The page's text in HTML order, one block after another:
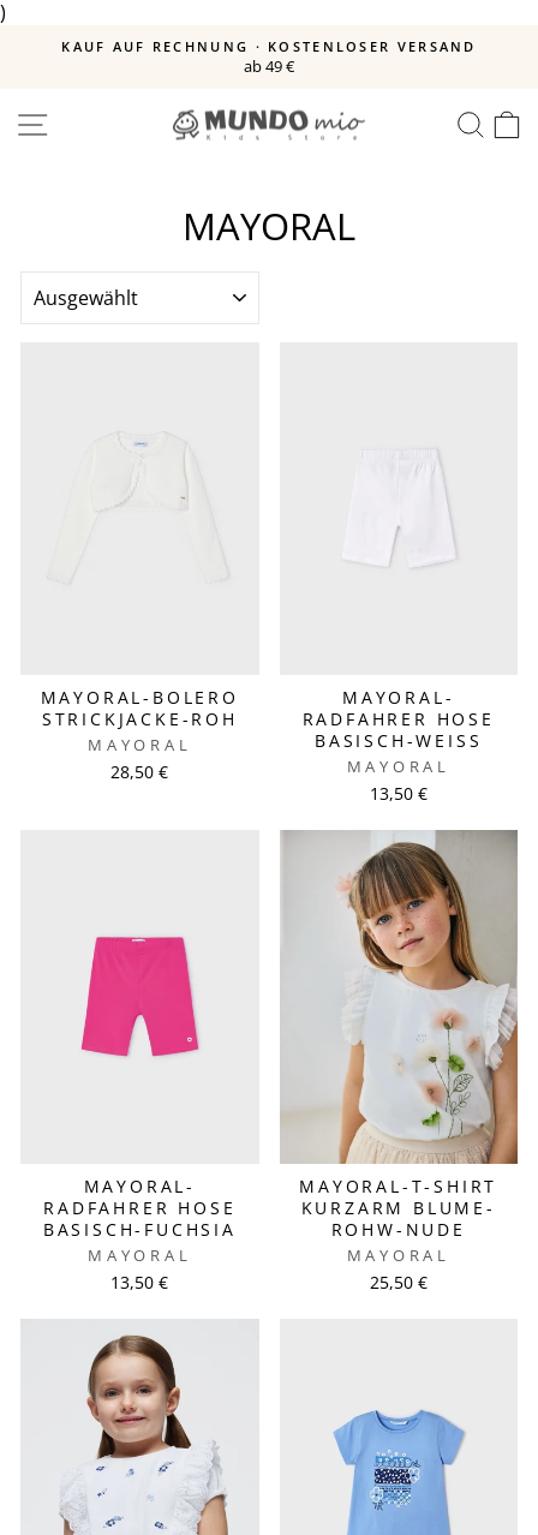
)
Pause
KAUF AUF RECHNUNG · KOSTENLOSER VERSAND
ab 49 €
SEITENNAVIGATION
MAYORAL
MAYORAL-BOLERO
STRICKJACKE-ROH
MAYORAL
28,50 €
MAYORAL-
RADFAHRER HOSE
BASISCH-WEISS
MAYORAL
13,50 €
MAYORAL-
RADFAHRER HOSE
BASISCH-FUCHSIA
MAYORAL
13,50 €
MAYORAL-T-SHIRT
KURZARM BLUME-
ROHW-NUDE
MAYORAL
25,50 €